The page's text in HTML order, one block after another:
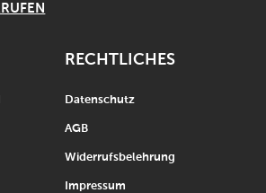
RECHTLICHES
Datenschutz
AGB
Widerrufsbelehrung
Impressum